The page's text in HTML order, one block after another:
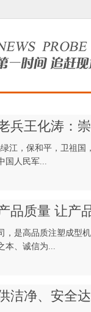
兵王化涛：
江，保和平，卫祖
国人民军...
品质量 让产
，是高品质注塑成型
本、诚信为...
洁净、安全